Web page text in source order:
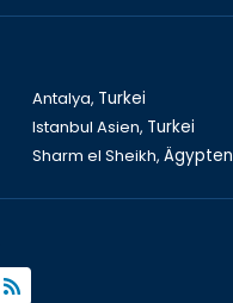
Antalya, Turkei
Istanbul Asien, Turkei
Sharm el Sheikh, Ägypten